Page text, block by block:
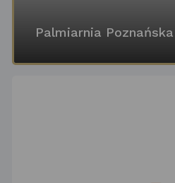
Palmiarnia Poznańska